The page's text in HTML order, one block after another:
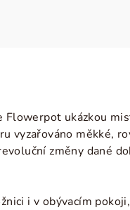
ukázkou
měkké,
změny dané
i v obývacím